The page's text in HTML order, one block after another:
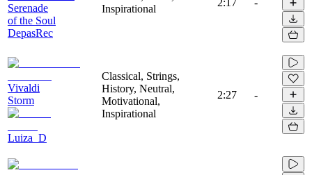
Serenade
of the Soul
DepasRec
Inspirational
Vivaldi
Storm
Luiza_D
Classical, Strings,
History, Neutral,
Motivational,
Inspirational
2:27 -